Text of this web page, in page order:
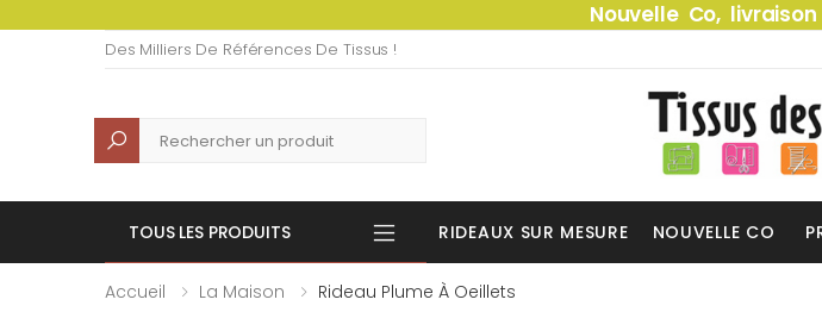
Nouvelle Co,
Des Milliers De Références De Tissus !
Recherche
TOUS LES PRODUITS RIDEAUX SUR MESURE NOUVELLE CO
Accueil La Maison Rideau Plume À Oeillets